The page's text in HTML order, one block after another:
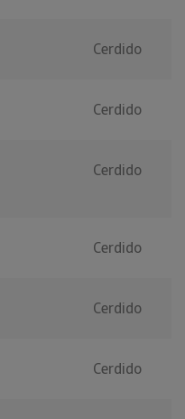
Cerdido
Cerdido
Cerdido
Cerdido
Cerdido
Cerdido